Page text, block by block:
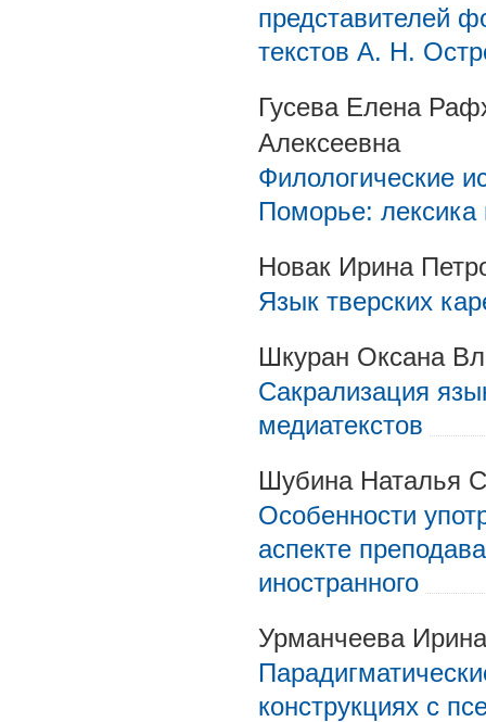
представителей
текстов А. Н.
Гусева Елена
Алексеевна
Филологические
Поморье: лексика
Новак Ирина
Язык тверских
Шкуран Оксана
Сакрализация
медиатекстов
Шубина Наталья
Особенности
аспекте
иностранного
Урманчеева
конструкциях с